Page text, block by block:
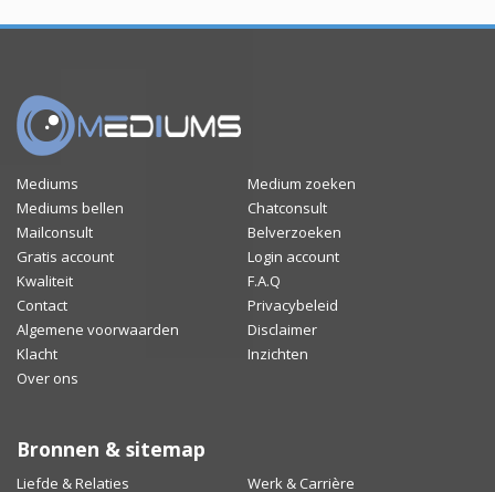
Mediums
Medium zoeken
Mediums bellen
Chatconsult
Mailconsult
Belverzoeken
Gratis account
Login account
Kwaliteit
F.A.Q
Contact
Privacybeleid
Algemene voorwaarden
Disclaimer
Klacht
Inzichten
Over ons
Bronnen & sitemap
Liefde & Relaties Werk & Carrière